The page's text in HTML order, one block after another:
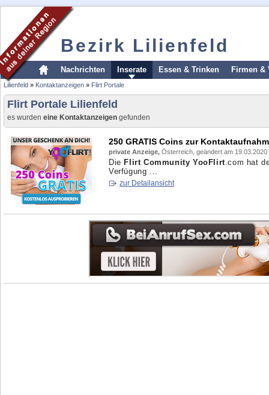
Bezirk Lilienfeld
Nachrichten Inserate Essen & Trinken Firmen &
Lilienfeld » Kontaktanzeigen » Flirt Portale
Flirt Portale Lilienfeld
es wurden eine Kontaktanzeigen gefunden
250 GRATIS Coins zur
private Anzeige, Österreich, geändert am 19.03.2020
Die Flirt Community YooFlirt.com hat
Verfügung ...
zur Detailansicht